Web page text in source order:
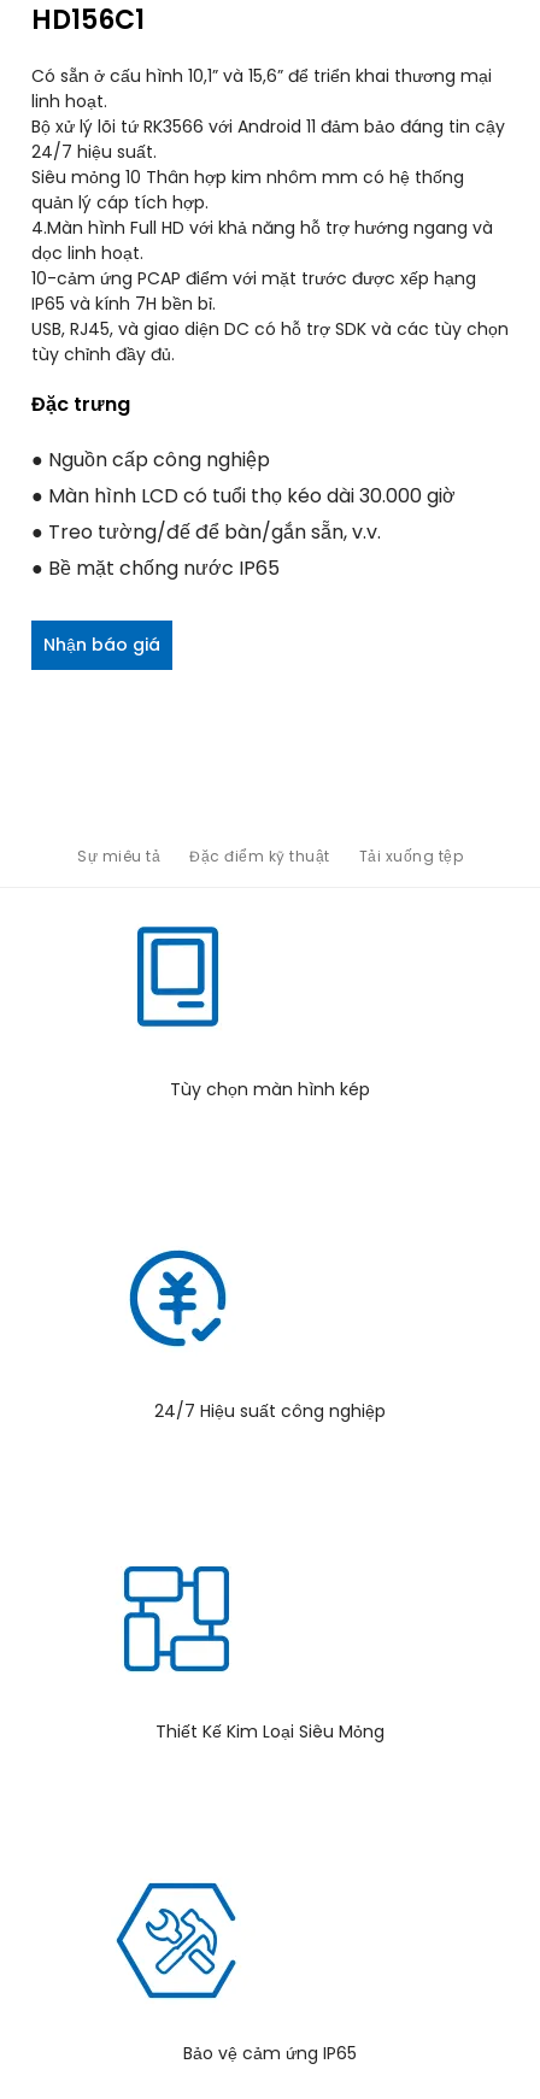
HD156C1
Có sẵn ở cấu hình 10,1” và 15,6” để triển khai thương mại
linh hoạt.
Bộ xử lý lõi tứ RK3566 với Android 11 đảm bảo đáng tin cậy
24/7 hiệu suất.
Siêu mỏng 10 Thân hợp kim nhôm mm có hệ thống
quản lý cáp tích hợp.
4.Màn hình Full HD với khả năng hỗ trợ hướng ngang và
dọc linh hoạt.
10-cảm ứng PCAP điểm với mặt trước được xếp hạng
IP65 và kính 7H bền bỉ.
USB, RJ45, và giao diện DC có hỗ trợ SDK và các tùy chọn
tùy chỉnh đầy đủ.
Đặc trưng
● Nguồn cấp công nghiệp
● Màn hình LCD có tuổi thọ kéo dài 30.000 giờ
● Treo tường/đế để bàn/gắn sẵn, v.v.
● Bề mặt chống nước IP65
Nhận báo giá
Sự miêu tả Đặc điểm kỹ thuật Tải xuống tệp
Tùy chọn màn hình kép
24/7 Hiệu suất công nghiệp
Thiết Kế Kim Loại Siêu Mỏng
Bảo vệ cảm ứng IP65